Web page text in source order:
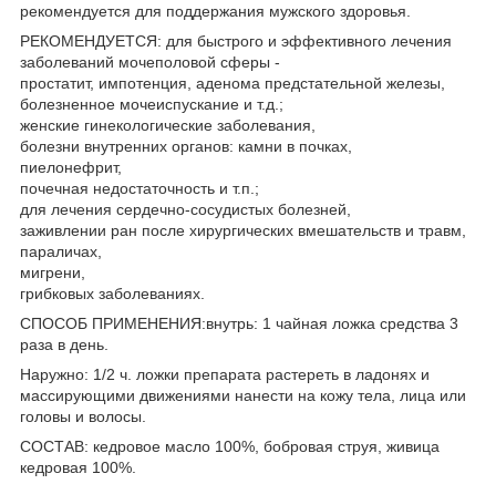
рекомендуется для поддержания мужского здоровья.
РЕКОМЕНДУЕТСЯ: для быстрого и эффективного лечения
заболеваний мочеполовой сферы -
простатит, импотенция, аденома предстательной железы,
болезненное мочеиспускание и т.д.;
женские гинекологические заболевания,
болезни внутренних органов: камни в почках,
пиелонефрит,
почечная недостаточность и т.п.;
для лечения сердечно-сосудистых болезней,
заживлении ран после хирургических вмешательств и травм,
параличах,
мигрени,
грибковых заболеваниях.
СПОСОБ ПРИМЕНЕНИЯ:внутрь: 1 чайная ложка средства 3
раза в день.
Наружно: 1/2 ч. ложки препарата растереть в ладонях и
массирующими движениями нанести на кожу тела, лица или
головы и волосы.
СОСТАВ: кедровое масло 100%, бобровая струя, живица
кедровая 100%.